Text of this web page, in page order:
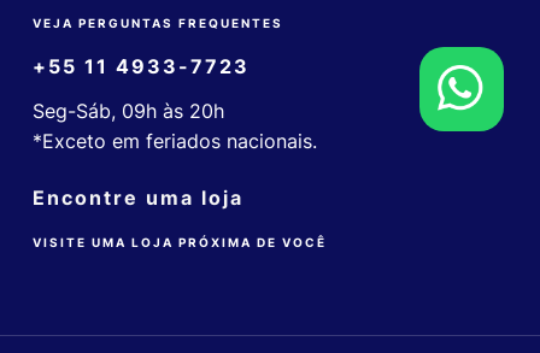
VEJA PERGUNTAS FREQUENTES
+55 11 4933-7723
Seg-Sáb, 09h às 20h
*Exceto em feriados nacionais.
Encontre uma loja
VISITE UMA LOJA PRÓXIMA DE VOCÊ